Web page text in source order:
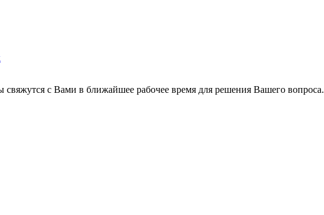
с Вами в ближайшее рабочее время для решения Вашего вопроса.